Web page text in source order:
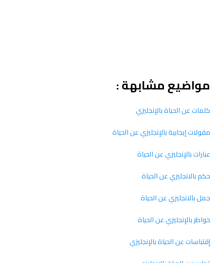
مواضيع مشابهة :
كلمات عن الحياة بالإنجليزي
مقولات إيجابية بالإنجليزي عن الحياة
عبارات بالإنجليزي عن الحياة
حكم بالانجليزي عن الحياة
جمل بالانجليزي عن الحياة
خواطر بالإنجليزي عن الحياة
إقتباسات عن الحياة بالإنجليزي